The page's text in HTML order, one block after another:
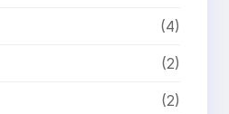
(4)
(2)
(2)